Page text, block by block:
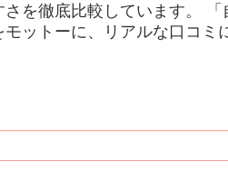
を徹底比較しています。
モットーに、リアルな口コ